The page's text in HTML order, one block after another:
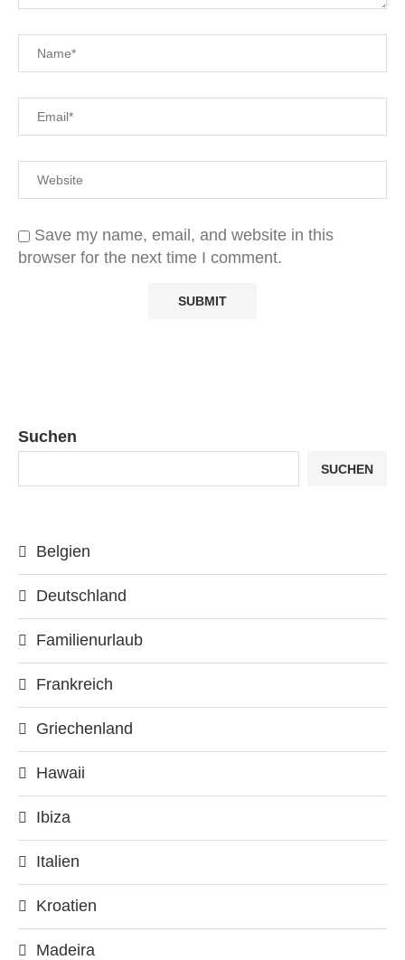
Save my name, email, and website in this
browser for the next time I comment.
Suchen
SUCHEN
Belgien
Deutschland
Familienurlaub
Frankreich
Griechenland
Hawaii
Ibiza
Italien
Kroatien
Madeira